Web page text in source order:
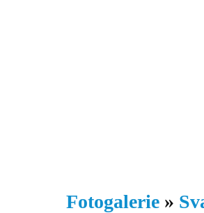
Fotogalerie »